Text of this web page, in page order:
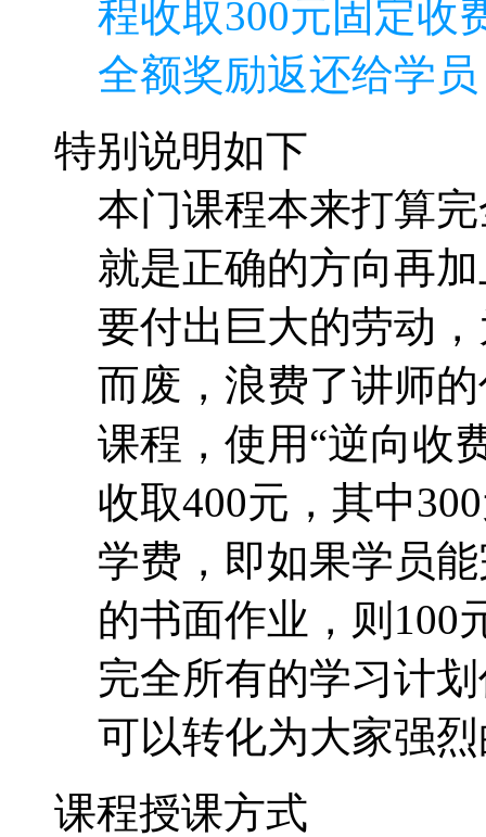
程收取300元固定收
全额奖励返还给学
特别说明如下
本门课程本来打算
就是正确的方向再
要付出巨大的劳动
而废，浪费了讲师
课程，使用“逆向收
收取400元，其中
学费，即如果学员
的书面作业，则100
完全所有的学习计
可以转化为大家强
课程授课方式